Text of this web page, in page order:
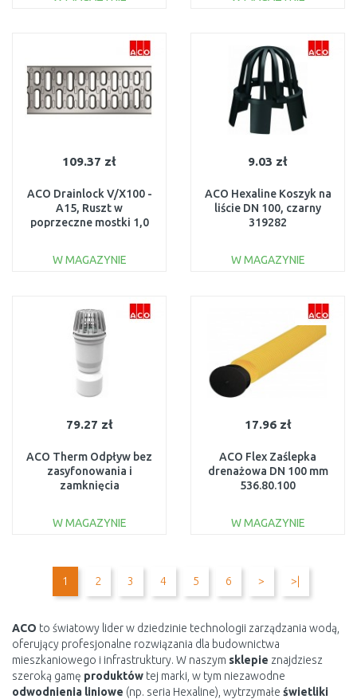
Do porównania
109.37 zł
ACO Drainlock V/X100 -
A15, Ruszt w
poprzeczne mostki 1,0
W MAGAZYNIE
Do porównania
9.03 zł
ACO Hexaline Koszyk na
liście DN 100, czarny
319282
W MAGAZYNIE
79.27 zł
ACO Therm Odpływ bez
zasyfonowania i
zamknięcia
W MAGAZYNIE
Do porównania
17.96 zł
ACO Flex Zaślepka
drenażowa DN 100 mm
536.80.100
W MAGAZYNIE
Do porównania
1 2 3 4 5 6 > >|
ACO to światowy lider w dziedzinie technologii zarządzania wodą,
oferujący profesjonalne rozwiązania dla budownictwa
mieszkaniowego i infrastruktury. W naszym sklepie znajdziesz
szeroką gamę produktów tej marki, w tym niezawodne
odwodnienia liniowe (np. seria Hexaline), wytrzymałe świetliki